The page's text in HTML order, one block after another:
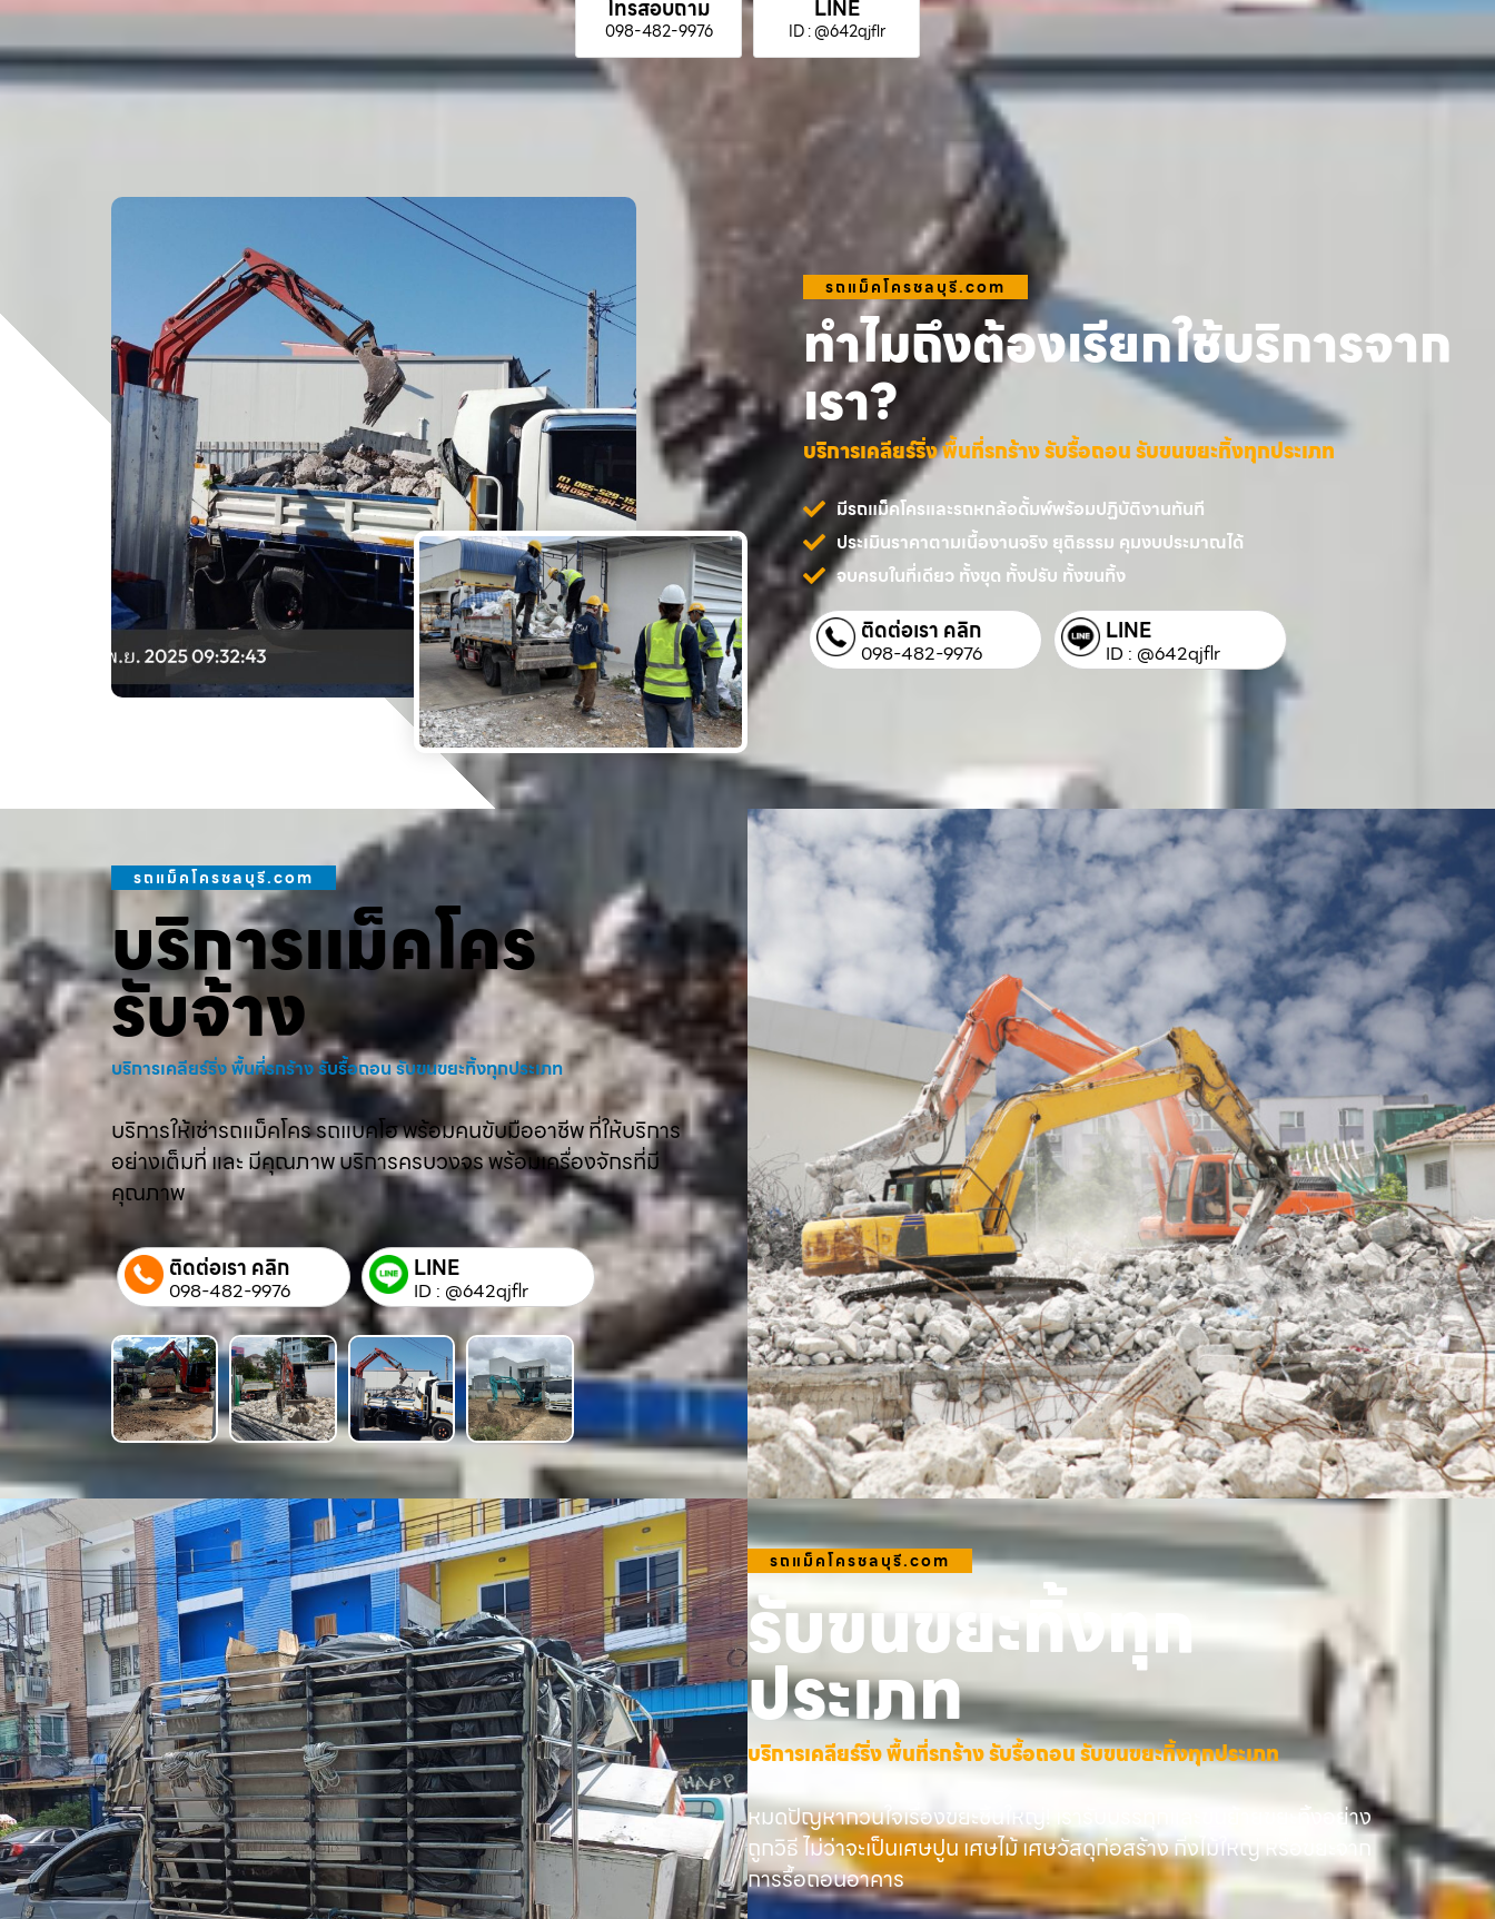
โทรสอบถาม
098-482-9976
LINE
ID : @642qjflr
รถแม็คโครชลบุรี.com
ทำไมถึงต้องเรียกใช้บริการจาก
เรา?
บริการเคลียร์ริ่ง พื้นที่รกร้าง รับรื้อถอน รับขนขยะทิ้งทุกประเภท
มีรถแม็คโครและรถหกล้อดั้มพ์พร้อมปฏิบัติงานทันที
ประเมินราคาตามเนื้องานจริง ยุติธรรม คุมงบประมาณได้
จบครบในที่เดียว ทั้งขุด ทั้งปรับ ทั้งขนทิ้ง
ติดต่อเรา คลิก
098-482-9976
LINE
ID : @642qjflr
รถแม็คโครชลบุรี.com
บริการแม็คโคร
รับจ้าง
บริการเคลียร์ริ่ง พื้นที่รกร้าง รับรื้อถอน รับขนขยะทิ้งทุกประเภท
บริการให้เช่ารถแม็คโคร รถแบคโฮ พร้อมคนขับมืออาชีพ ที่ให้บริการ
อย่างเต็มที่ และ มีคุณภาพ บริการครบวงจร พร้อมเครื่องจักรที่มี
คุณภาพ
ติดต่อเรา คลิก
098-482-9976
LINE
ID : @642qjflr
รถแม็คโครชลบุรี.com
รับขนขยะทิ้งทุก
ประเภท
บริการเคลียร์ริ่ง พื้นที่รกร้าง รับรื้อถอน รับขนขยะทิ้งทุกประเภท
หมดปัญหากวนใจเรื่องขยะชิ้นใหญ่! เรารับบรรทุกและขนย้ายขยะทิ้งอย่าง
ถูกวิธี ไม่ว่าจะเป็นเศษปูน เศษไม้ เศษวัสดุก่อสร้าง กิ่งไม้ใหญ่ หรือขยะจาก
การรื้อถอนอาคาร